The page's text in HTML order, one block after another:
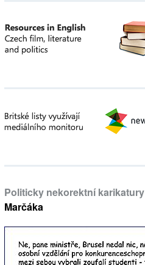
Politicky nekorektní karikatury
Marčáka